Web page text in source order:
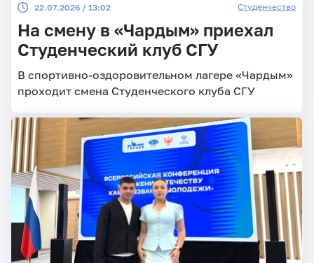
22.07.2026 / 13:02 Студенчество
На смену в «Чардым» приехал
Студенческий клуб СГУ
В спортивно-оздоровительном лагере «Чардым»
проходит смена Студенческого клуба СГУ